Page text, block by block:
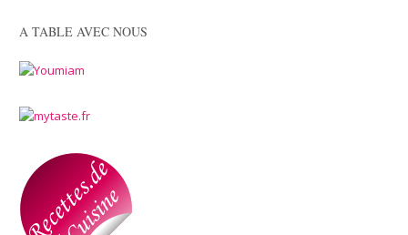
A TABLE AVEC NOUS